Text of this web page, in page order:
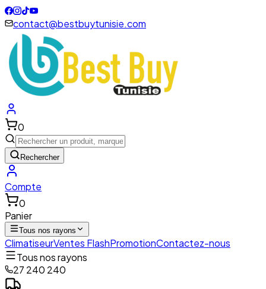
contact@bestbuytunisie.com
0
Rechercher
Compte
0
Panier
Tous nos rayons
ClimatiseurVentes FlashPromotionContactez-nous
Tous nos rayons
27 240 240